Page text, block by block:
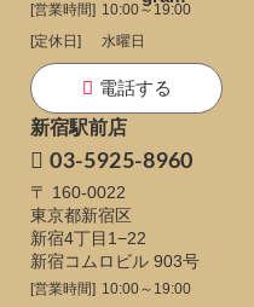
[営業時間] 10:00～19:00
[定休日]
水曜日
電話する
新宿駅前店
03-5925-8960
〒 160-0022
東京都新宿区
新宿4丁目1−22
新宿コムロビル 903号
[営業時間] 10:00～19:00